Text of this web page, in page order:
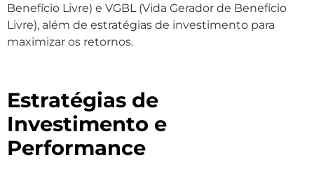
Benefício Livre) e VGBL (Vida Gerador de Benefício
Livre), além de estratégias de investimento para
maximizar os retornos.
Estratégias de
Investimento e
Performance